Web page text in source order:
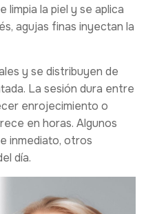
limpia la piel y se aplica
agujas finas inyectan la
y se distribuyen de
La sesión dura entre
enrojecimiento o
en horas. Algunos
inmediato, otros
día.